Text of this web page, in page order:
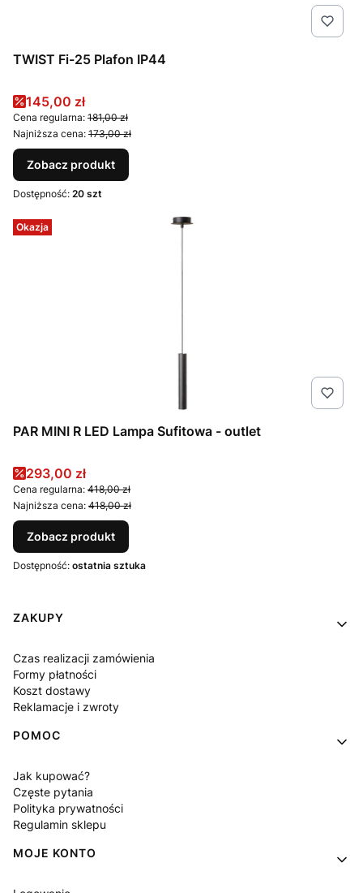
TWIST Fi-25 Plafon IP44
Cena promocyjna
145,00 zł
Cena regularna: 181,00 zł
Najniższa cena: 173,00 zł
Zobacz produkt
Dostępność: 20 szt
Okazja
PAR MINI R LED Lampa Sufitowa - outlet
Cena promocyjna
293,00 zł
Cena regularna: 418,00 zł
Najniższa cena: 418,00 zł
Zobacz produkt
Dostępność: ostatnia sztuka
Linki w stopce
ZAKUPY
Czas realizacji zamówienia
Formy płatności
Koszt dostawy
Reklamacje i zwroty
POMOC
Jak kupować?
Częste pytania
Polityka prywatności
Regulamin sklepu
MOJE KONTO